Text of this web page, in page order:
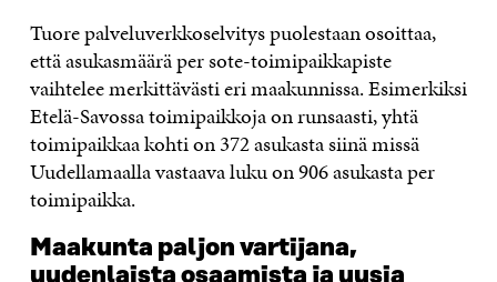
Tuore palveluverkkoselvitys puolestaan osoittaa,
että asukasmäärä per sote-toimipaikkapiste
vaihtelee merkittävästi eri maakunnissa. Esimerkiksi
Etelä-Savossa toimipaikkoja on runsaasti, yhtä
toimipaikkaa kohti on 372 asukasta siinä missä
Uudellamaalla vastaava luku on 906 asukasta per
toimipaikka.
Maakunta paljon vartijana,
uudenlaista osaamista ja uusia